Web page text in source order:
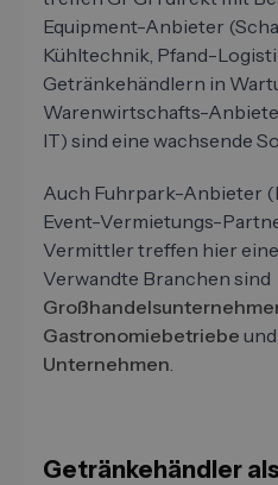
Equipment-Anbieter
Kühltechnik, Pfand-
Getränkehändlern in
Warenwirtschafts-
IT) sind eine wachsende
Auch Fuhrpark-Anbieter
Event-Vermietungs-
Vermittler treffen hier
Verwandte Branchen sind
Gastronomiebetriebe und
Unternehmen.
Getränkehändler